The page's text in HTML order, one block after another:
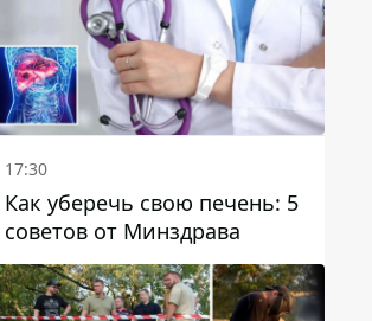
17:30
Как уберечь свою печень: 5
советов от Минздрава